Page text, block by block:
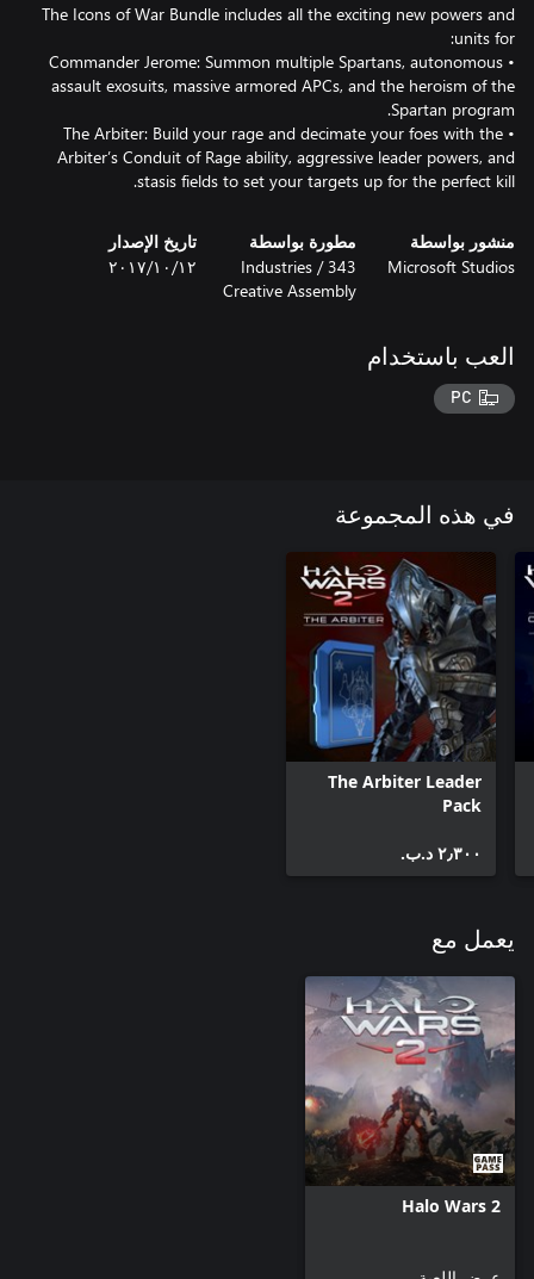
The Icons of War Bundle includes all the exciting new powers and
• Commander Jerome: Summon multiple Spartans, autonomous
assault exosuits, massive armored APCs, and the heroism of the
• The Arbiter: Build your rage and decimate your foes with the
Arbiter’s Conduit of Rage ability, aggressive leader powers, and
stasis fields to set your targets up for the perfect kill.
منشور بواسطة
Microsoft Studios
مطورة بواسطة
343 Industries /
Creative Assembly
تاريخ الإصدار
١٢‏/١٠‏/٢٠١٧
العب باستخدام
PC
في هذه المجموعة
The Arbiter Leader
Pack
٢٫٣٠٠ د.ب.‏
يعمل مع
Halo Wars 2